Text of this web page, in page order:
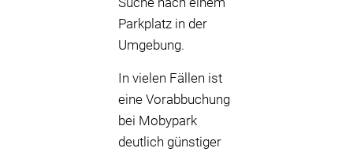
Parkplatz in der
Umgebung.
In vielen Fällen ist
eine Vorabbuchung
bei Mobypark
deutlich günstiger